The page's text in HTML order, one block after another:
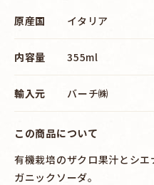
原産国 イタリア
内容量 355ml
輸入元 バーチ㈱
この商品について
有機栽培のザクロ果汁とシ
ガニックソーダ。